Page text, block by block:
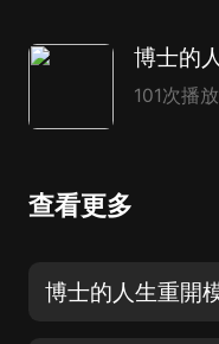
101次播放
查看更多